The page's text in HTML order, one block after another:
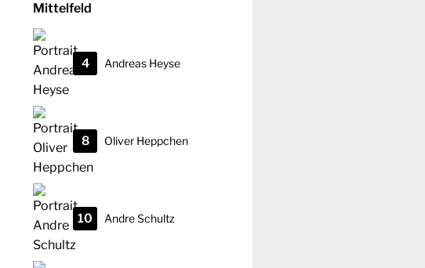
Mittelfeld
Andreas Heyse
4
Oliver Heppchen
8
AndreSchultz
10